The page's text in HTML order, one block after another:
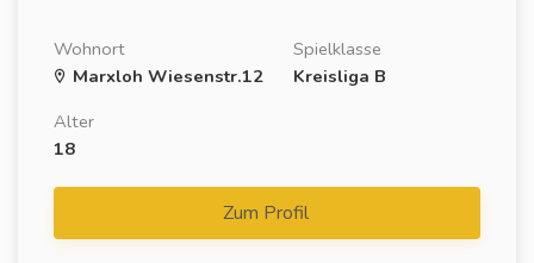
Wohnort
Marxloh Wiesenstr.12
Spielklasse
Kreisliga B
Alter
18
Zum Profil